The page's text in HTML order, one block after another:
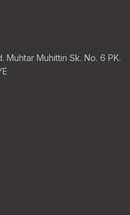
Muhtar Muhittin Sk. No. 6 PK.